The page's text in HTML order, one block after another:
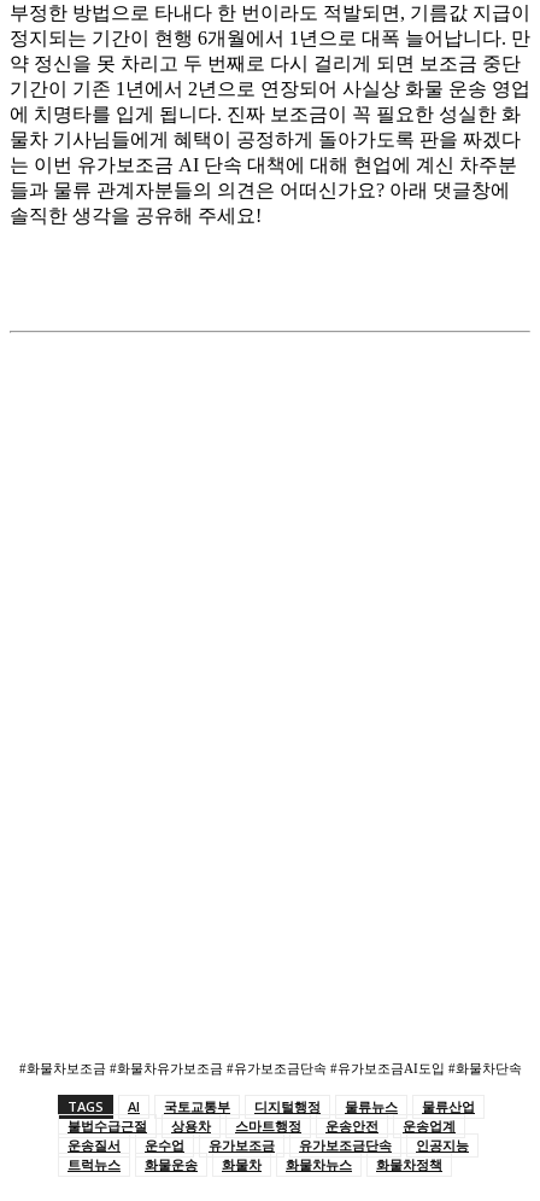
부정한 방법으로 타내다 한 번이라도 적발되면, 기름값 지급이
정지되는 기간이 현행 6개월에서 1년으로 대폭 늘어납니다. 만
약 정신을 못 차리고 두 번째로 다시 걸리게 되면 보조금 중단
기간이 기존 1년에서 2년으로 연장되어 사실상 화물 운송 영업
에 치명타를 입게 됩니다. 진짜 보조금이 꼭 필요한 성실한 화
물차 기사님들에게 혜택이 공정하게 돌아가도록 판을 짜겠다
는 이번 유가보조금 AI 단속 대책에 대해 현업에 계신 차주분
들과 물류 관계자분들의 의견은 어떠신가요? 아래 댓글창에
솔직한 생각을 공유해 주세요!
#화물차보조금 #화물차유가보조금 #유가보조금단속 #유가보조금AI도입 #화물차단속
TAGS AI 국토교통부 디지털행정 물류뉴스
물류산업
불법수급근절
상용차 스마트행정 운송안전
운송업계
운송질서
운수업 유가보조금 유가보조금단속
인공지능
트럭뉴스
화물운송 화물차 화물차뉴스 화물차정책